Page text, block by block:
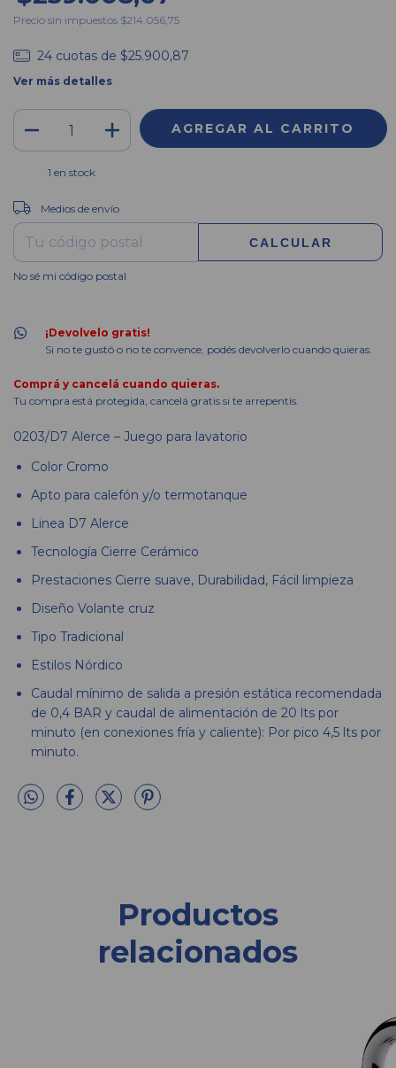
Precio sin impuestos $214.056,75
24 cuotas de $25.900,87
Ver más detalles
1 en stock
Entregas para el CP:
Medios de envío
CALCULAR
No sé mi código postal
¡Devolvelo gratis!
Si no te gustó o no te convence, podés devolverlo cuando quieras.
Comprá y cancelá cuando quieras.
Tu compra está protegida, cancelá gratis si te arrepentís.
0203/D7 Alerce – Juego para lavatorio
Color Cromo
Apto para calefón y/o termotanque
Linea D7 Alerce
Tecnología Cierre Cerámico
Prestaciones Cierre suave, Durabilidad, Fácil limpieza
Diseño Volante cruz
Tipo Tradicional
Estilos Nórdico
Caudal mínimo de salida a presión estática recomendada
de 0,4 BAR y caudal de alimentación de 20 lts por
minuto (en conexiones fría y caliente): Por pico 4,5 lts por
minuto.
Productos
relacionados